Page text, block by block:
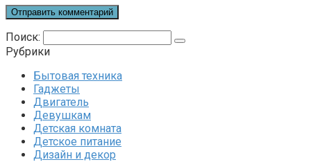
Поиск:
Рубрики
Бытовая техника
Гаджеты
Двигатель
Девушкам
Детская комната
Детское питание
Дизайн и декор